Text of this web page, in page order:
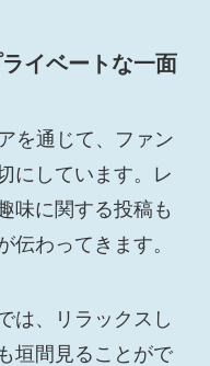
イベートな一面
を通じて、ファン
にしています。レ
味に関する投稿も
伝わってきます。
は、リラックスし
垣間見ることがで